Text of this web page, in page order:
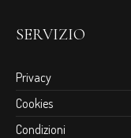
SERVIZIO
Privacy
Cookies
Condizioni